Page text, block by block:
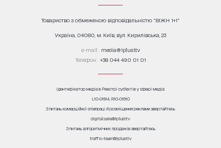
Товариство з обмеженою відповідальністю "ВІЖН 1+1"
Україна, 04080, м. Київ, вул. Кирилівська, 23
е-mail: media@1plus1.tv
Телефон: +38 044 490 01 01
Ідентифікатор медіа в Реєстрі суб’єктів у сфері медіа:
L10-01914, R10-01810
З питань комерційної співпраці й розміщення реклами звертайтесь
digital.sale@1plus1.tv
З питань алгоритмічних продажів звертайтесь
traffic-team@1plus1.tv